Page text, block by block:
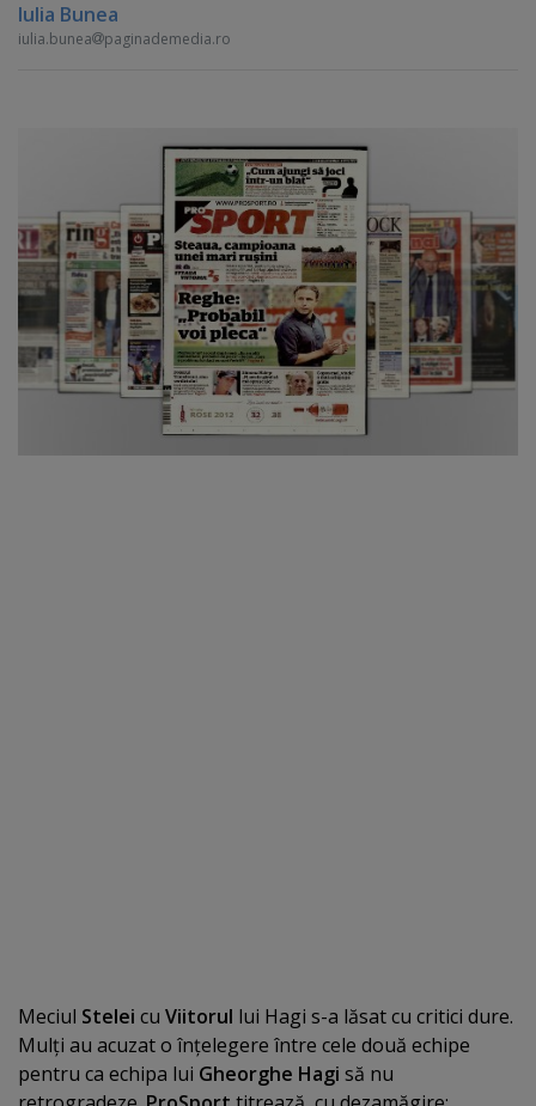
Iulia Bunea
iulia.bunea paginademedia.ro
Meciul Stelei cu Viitorul lui Hagi s-a lăsat cu critici dure.
Mulţi au acuzat o înţelegere între cele două echipe
pentru ca echipa lui Gheorghe Hagi să nu